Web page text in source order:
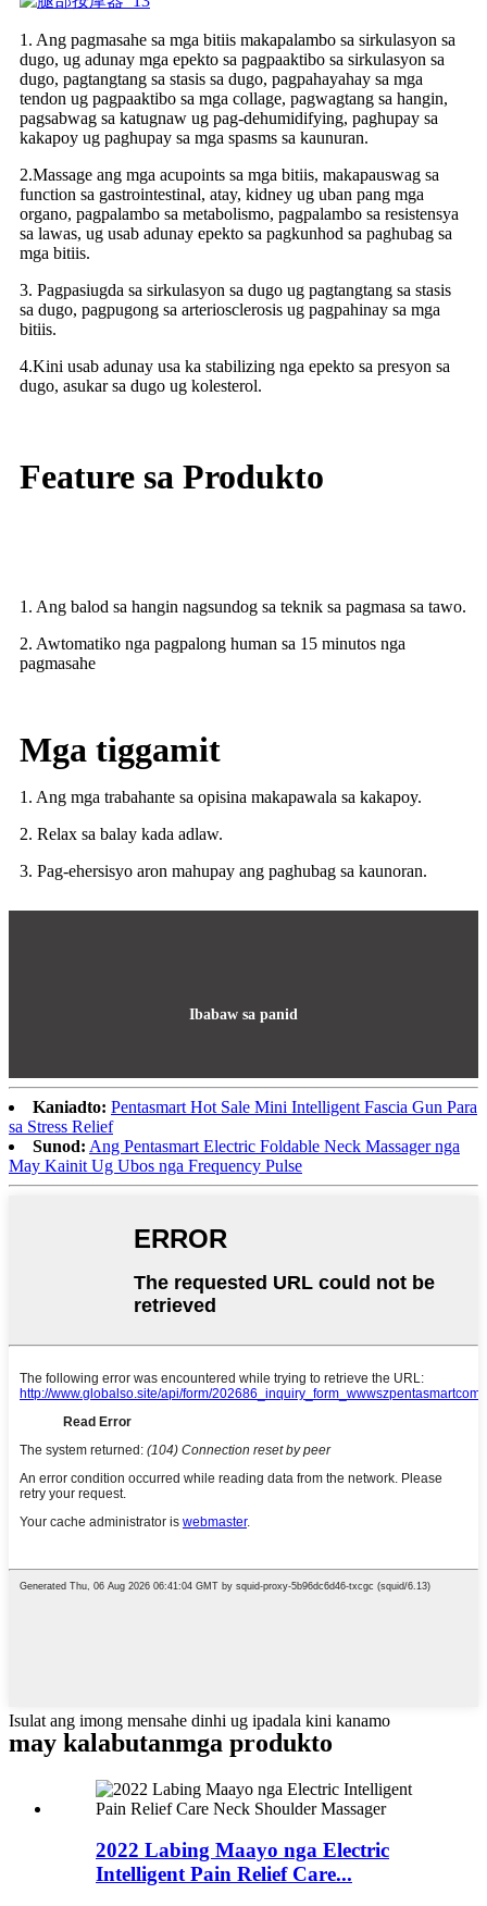
1. Ang pagmasahe sa mga bitiis makapalambo sa sirkulasyon sa
dugo, ug adunay mga epekto sa pagpaaktibo sa sirkulasyon sa
dugo, pagtangtang sa stasis sa dugo, pagpahayahay sa mga
tendon ug pagpaaktibo sa mga collage, pagwagtang sa hangin,
pagsabwag sa katugnaw ug pag-dehumidifying, paghupay sa
kakapoy ug paghupay sa mga spasms sa kaunuran.
2.Massage ang mga acupoints sa mga bitiis, makapauswag sa
function sa gastrointestinal, atay, kidney ug uban pang mga
organo, pagpalambo sa metabolismo, pagpalambo sa resistensya
sa lawas, ug usab adunay epekto sa pagkunhod sa paghubag sa
mga bitiis.
3. Pagpasiugda sa sirkulasyon sa dugo ug pagtangtang sa stasis
sa dugo, pagpugong sa arteriosclerosis ug pagpahinay sa mga
bitiis.
4.Kini usab adunay usa ka stabilizing nga epekto sa presyon sa
dugo, asukar sa dugo ug kolesterol.
Feature sa Produkto
1. Ang balod sa hangin nagsundog sa teknik sa pagmasa sa tawo.
2. Awtomatiko nga pagpalong human sa 15 minutos nga
pagmasahe
Mga tiggamit
1. Ang mga trabahante sa opisina makapawala sa kakapoy.
2. Relax sa balay kada adlaw.
3. Pag-ehersisyo aron mahupay ang paghubag sa kaunoran.
Ibabaw sa panid
Kaniadto: Pentasmart Hot Sale Mini Intelligent Fascia Gun Para
sa Stress Relief
Sunod: Ang Pentasmart Electric Foldable Neck Massager nga
May Kainit Ug Ubos nga Frequency Pulse
Isulat ang imong mensahe dinhi ug ipadala kini kanamo
may kalabutanmga produkto
2022 Labing Maayo nga Electric
Intelligent Pain Relief Care...